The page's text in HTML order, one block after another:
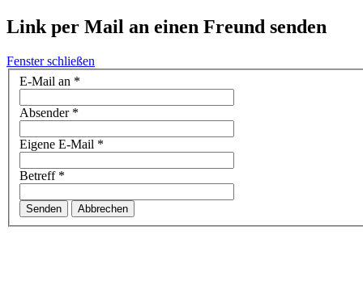
Link per Mail an einen Freund senden
Fenster schließen
E-Mail an *
Absender*
Eigene E-Mail *
Betreff*
Senden Abbrechen